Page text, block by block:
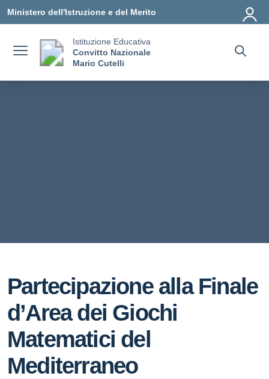
Ministero dell'Istruzione e del Merito
Istituzione Educativa
Convitto Nazionale
Mario Cutelli
Partecipazione alla Finale
d’Area dei Giochi
Matematici del
Mediterraneo